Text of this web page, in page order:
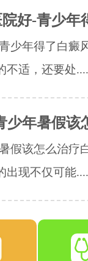
好-青少年
少年得了白癜
不适，还要处
少年暑假该
假该怎么治疗
出现不仅可能